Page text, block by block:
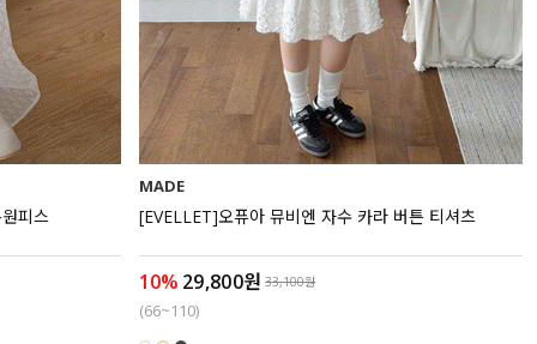
피스
MADE
[EVELLET]오퓨아 뮤비엔 자수 카라 버튼 티셔츠
10% 29,800원 33,100원
(66~110)